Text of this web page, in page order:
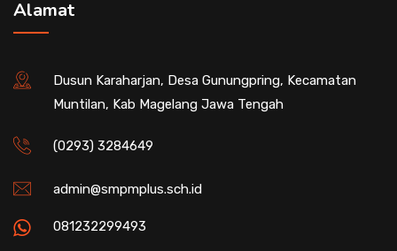
Alamat
Dusun Karaharjan, Desa Gunungpring, Kecamatan
Muntilan, Kab Magelang Jawa Tengah
(0293) 3284649
admin@smpmplus.sch.id
081232299493